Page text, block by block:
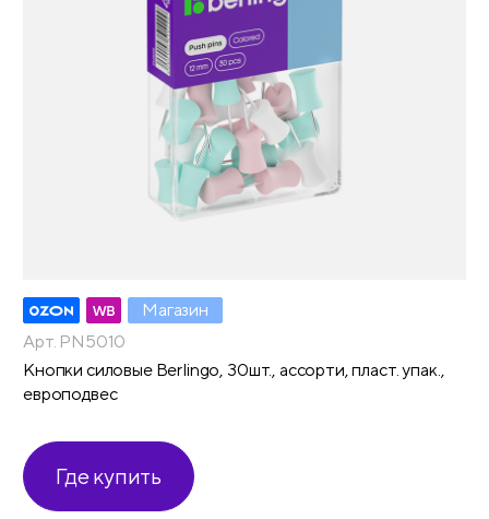
Магазин
Арт. PN5010
Кнопки силовые Berlingo, 30шт., ассорти, пласт. упак.,
европодвес
Где купить